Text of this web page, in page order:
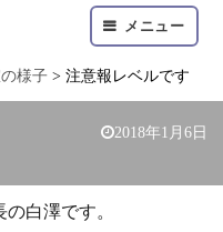
メニュー
様子 > 注意報レベルです
2018年1月6日
白澤です。